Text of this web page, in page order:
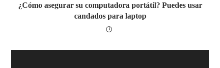
¿Cómo asegurar su computadora portátil? Puedes usar
candados para laptop